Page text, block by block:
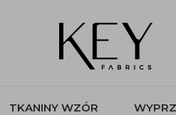
TKANINY WZÓR